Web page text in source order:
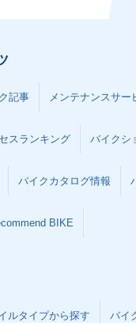
記事 メンテナンスサー
スランキング バイクシ
バイクカタログ情報
BIKE
ルタイプから探す バイ